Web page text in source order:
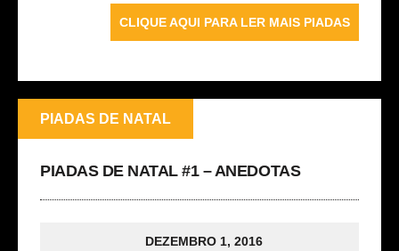
CLIQUE AQUI PARA LER MAIS PIADAS
PIADAS DE NATAL
PIADAS DE NATAL #1 – ANEDOTAS
DEZEMBRO 1, 2016